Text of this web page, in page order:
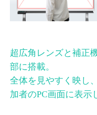
超広角レンズと補正
部に搭載。
全体を見やすく映し
加者のPC画面に表示